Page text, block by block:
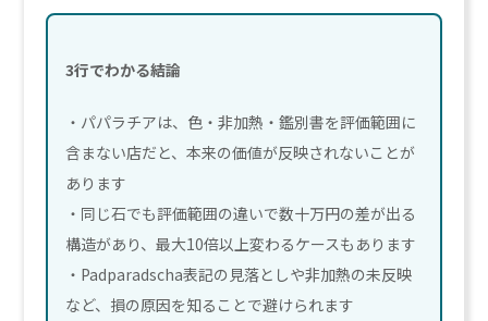
3行でわかる結論
・パパラチアは、色・非加熱・鑑別書を評価範囲に
含まない店だと、本来の価値が反映されないことが
あります
・同じ石でも評価範囲の違いで数十万円の差が出る
構造があり、最大10倍以上変わるケースもあります
・Padparadscha表記の見落としや非加熱の未反映
など、損の原因を知ることで避けられます